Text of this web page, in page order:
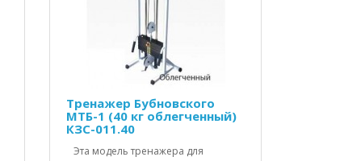
Тренажер Бубновского
МТБ-1 (40 кг облегченный)
КЗС-011.40
Эта модель тренажера для